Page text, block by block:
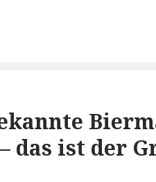
das ist der